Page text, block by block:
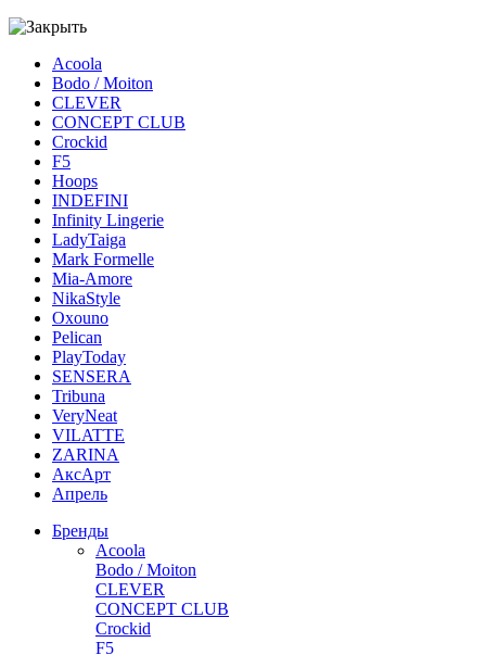
Acoola
Bodo / Moiton
CLEVER
CONCEPT CLUB
Crockid
F5
Hoops
INDEFINI
Infinity Lingerie
LadyTaiga
Mark Formelle
Mia-Amore
NikaStyle
Oxouno
Pelican
PlayToday
SENSERA
Tribuna
VeryNeat
VILATTE
ZARINA
АксАрт
Апрель
Бренды
Acoola
Bodo / Moiton
CLEVER
CONCEPT CLUB
Crockid
F5